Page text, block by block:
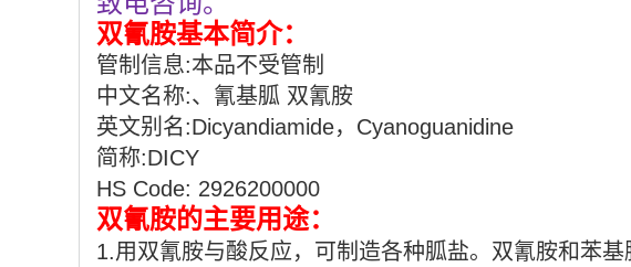
双氰胺基本简介：
管制信息:本品不受管制
中文名称:、 氰基胍 双氰胺
英文别名:Dicyandiamide，Cyanoguanidine
简称:DICY
HS Code: 2926200000
双氰胺的主要用途：
1.用双氰胺与酸反应，可制造各种胍盐。双氰胺和苯